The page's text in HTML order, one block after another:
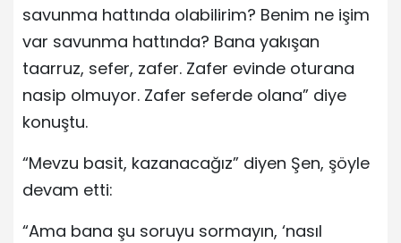
savunma hattında olabilirim? Benim ne işim
var savunma hattında? Bana yakışan
taarruz, sefer, zafer. Zafer evinde oturana
nasip olmuyor. Zafer seferde olana” diye
konuştu.
“Mevzu basit, kazanacağız” diyen Şen, şöyle
devam etti:
“Ama bana şu soruyu sormayın, ‘nasıl